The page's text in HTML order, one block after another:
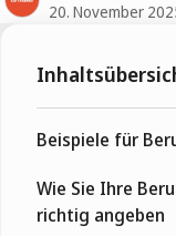
20. November
Beispiele für
Wie Sie Ihre
richtig angeben